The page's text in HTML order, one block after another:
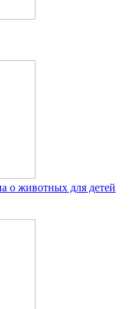
о животных для детей